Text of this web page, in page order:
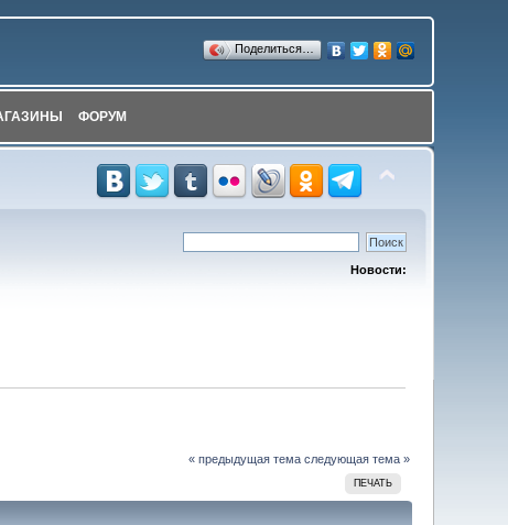
Поделиться…
ФОРУМ
Новости:
« предыдущая тема следующая тема »
ПЕЧАТЬ